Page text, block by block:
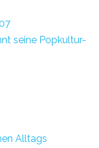
seine Popkultur-
Alltags